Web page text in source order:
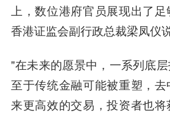
上，数位港府官员展现出了
香港证监会副行政总裁梁凤仪
"在未来的愿景中，一系列底
至于传统金融可能被重塑，
来更高效的交易，投资者也